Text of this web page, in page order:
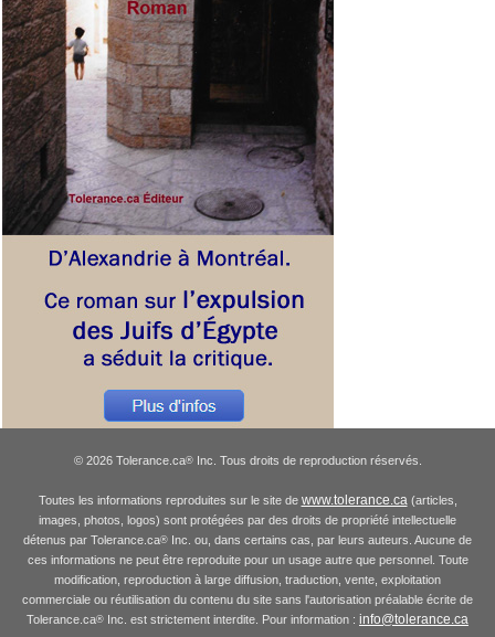
© 2026 Tolerance.ca®Inc. Tous droits de reproduction réservés.
Toutes les informations reproduites sur le site de www.tolerance.ca (articles,
images, photos, logos) sont protégées par des droits de propriété intellectuelle
détenus par Tolerance.ca® Inc. ou, dans certains cas, par leurs auteurs. Aucune de
ces informations ne peut être reproduite pour un usage autre que personnel. Toute
modification, reproduction à large diffusion, traduction, vente, exploitation
commerciale ou réutilisation du contenu du site sans l'autorisation préalable écrite de
Tolerance.ca® Inc. est strictement interdite. Pour information : info@tolerance.ca